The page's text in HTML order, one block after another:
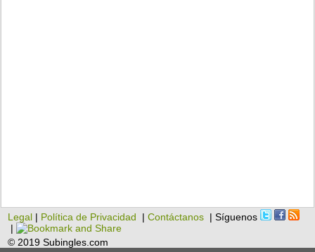
Legal | Política de Privacidad |Contáctanos | Síguenos
|
© 2019 Subingles.com